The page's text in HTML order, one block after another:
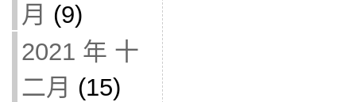
月 (9)
2021 年 十
二月 (15)